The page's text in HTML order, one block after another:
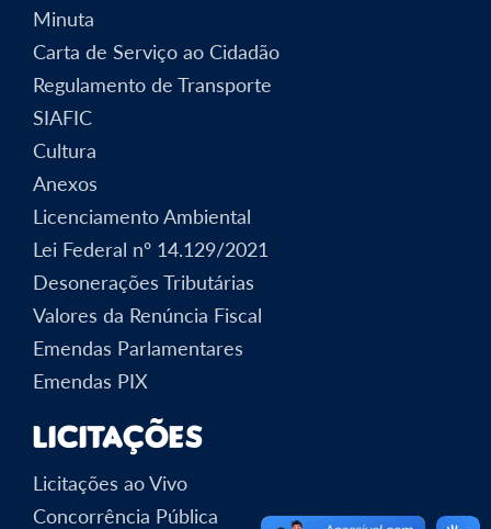
Minuta
Carta de Serviço ao Cidadão
Regulamento de Transporte
SIAFIC
Cultura
Anexos
Licenciamento Ambiental
Lei Federal nº 14.129/2021
Desonerações Tributárias
Valores da Renúncia Fiscal
Emendas Parlamentares
Emendas PIX
Licitações
Licitações ao Vivo
Concorrência Pública